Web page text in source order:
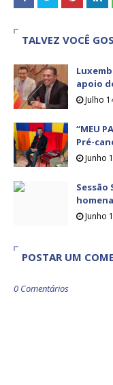
TALVEZ VOCÊ
apoio
Julho
“MEU
Pré-
Junho
Junho
POSTAR UM
0 Comentários